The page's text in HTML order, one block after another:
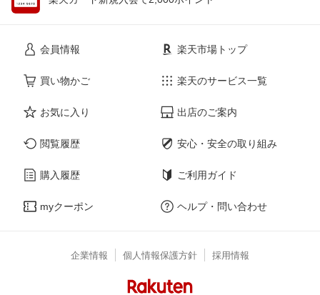
会員情報
買い物かご
お気に入り
閲覧履歴
購入履歴
myクーポン
楽天市場トップ
楽天のサービス一覧
出店のご案内
安心・安全の取り組み
ご利用ガイド
ヘルプ・問い合わせ
企業情報 個人情報保護方針 採用情報